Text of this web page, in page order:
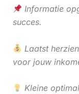
Informatie
succes.
Laatst
voor jouw
Kleine